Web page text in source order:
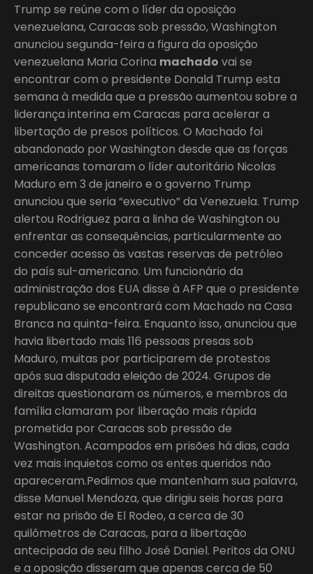
Trump se reúne com o líder da oposição
venezuelana, Caracas sob pressão, Washington
anunciou segunda-feira a figura da oposição
venezuelana Maria Corina machado vai se
encontrar com o presidente Donald Trump esta
semana à medida que a pressão aumentou sobre a
liderança interina em Caracas para acelerar a
libertação de presos políticos. O Machado foi
abandonado por Washington desde que as forças
americanas tomaram o líder autoritário Nicolas
Maduro em 3 de janeiro e o governo Trump
anunciou que seria “executivo” da Venezuela. Trump
alertou Rodriguez para a linha de Washington ou
enfrentar as consequências, particularmente ao
conceder acesso às vastas reservas de petróleo
do país sul-americano. Um funcionário da
administração dos EUA disse à AFP que o presidente
republicano se encontrará com Machado na Casa
Branca na quinta-feira. Enquanto isso, anunciou que
havia libertado mais 116 pessoas presas sob
Maduro, muitas por participarem de protestos
após sua disputada eleição de 2024. Grupos de
direitas questionaram os números, e membros da
família clamaram por liberação mais rápida
prometida por Caracas sob pressão de
Washington. Acampados em prisões há dias, cada
vez mais inquietos como os entes queridos não
apareceram.Pedimos que mantenham sua palavra,
disse Manuel Mendoza, que dirigiu seis horas para
estar na prisão de El Rodeo, a cerca de 30
quilômetros de Caracas, para a libertação
antecipada de seu filho José Daniel. Peritos da ONU
e a oposição disseram que apenas cerca de 50